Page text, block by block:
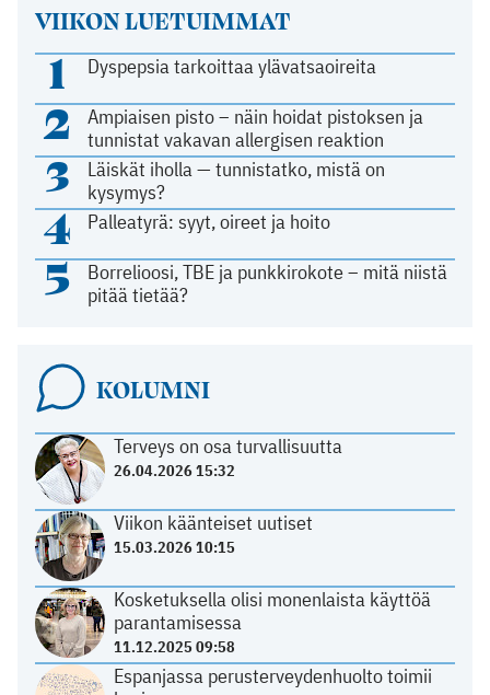
VIIKON LUETUIMMAT
1 Dyspepsia tarkoittaa ylävatsaoireita
2
Ampiaisen pisto – näin hoidat pistoksen ja
tunnistat vakavan allergisen reaktion
3
Läiskät iholla — tunnistatko, mistä on
kysymys?
4 Palleatyrä: syyt, oireet ja hoito
5
Borrelioosi, TBE ja punkkirokote – mitä niistä
pitää tietää?
KOLUMNI
Terveys on osa turvallisuutta
26.04.2026 15:32
Viikon käänteiset uutiset
15.03.2026 10:15
Kosketuksella olisi monenlaista käyttöä
parantamisessa
11.12.2025 09:58
Espanjassa perusterveydenhuolto toimii